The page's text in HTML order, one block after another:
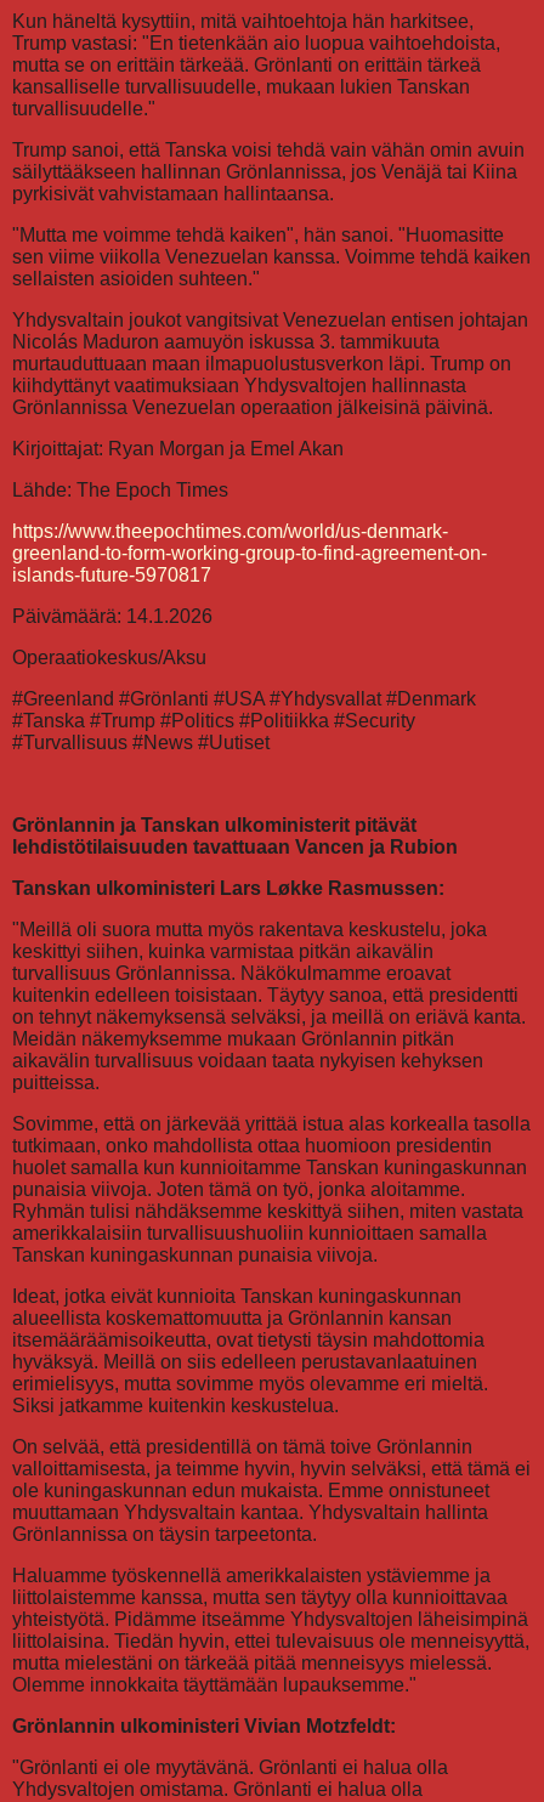
Kun häneltä kysyttiin, mitä vaihtoehtoja hän harkitsee,
Trump vastasi: "En tietenkään aio luopua vaihtoehdoista,
mutta se on erittäin tärkeää. Grönlanti on erittäin tärkeä
kansalliselle turvallisuudelle, mukaan lukien Tanskan
turvallisuudelle."
Trump sanoi, että Tanska voisi tehdä vain vähän omin avuin
säilyttääkseen hallinnan Grönlannissa, jos Venäjä tai Kiina
pyrkisivät vahvistamaan hallintaansa.
"Mutta me voimme tehdä kaiken", hän sanoi. "Huomasitte
sen viime viikolla Venezuelan kanssa. Voimme tehdä kaiken
sellaisten asioiden suhteen."
Yhdysvaltain joukot vangitsivat Venezuelan entisen johtajan
Nicolás Maduron aamuyön iskussa 3. tammikuuta
murtauduttuaan maan ilmapuolustusverkon läpi. Trump on
kiihdyttänyt vaatimuksiaan Yhdysvaltojen hallinnasta
Grönlannissa Venezuelan operaation jälkeisinä päivinä.
Kirjoittajat: Ryan Morgan ja Emel Akan
Lähde: The Epoch Times
https://www.theepochtimes.com/world/us-denmark-
greenland-to-form-working-group-to-find-agreement-on-
islands-future-5970817
Päivämäärä: 14.1.2026
Operaatiokeskus/Aksu
#Greenland #Grönlanti #USA #Yhdysvallat #Denmark
#Tanska #Trump #Politics #Politiikka #Security
#Turvallisuus #News #Uutiset
Grönlannin ja Tanskan ulkoministerit pitävät
lehdistötilaisuuden tavattuaan Vancen ja Rubion
Tanskan ulkoministeri Lars Løkke Rasmussen:
"Meillä oli suora mutta myös rakentava keskustelu, joka
keskittyi siihen, kuinka varmistaa pitkän aikavälin
turvallisuus Grönlannissa. Näkökulmamme eroavat
kuitenkin edelleen toisistaan. Täytyy sanoa, että presidentti
on tehnyt näkemyksensä selväksi, ja meillä on eriävä kanta.
Meidän näkemyksemme mukaan Grönlannin pitkän
aikavälin turvallisuus voidaan taata nykyisen kehyksen
puitteissa.
Sovimme, että on järkevää yrittää istua alas korkealla tasolla
tutkimaan, onko mahdollista ottaa huomioon presidentin
huolet samalla kun kunnioitamme Tanskan kuningaskunnan
punaisia viivoja. Joten tämä on työ, jonka aloitamme.
Ryhmän tulisi nähdäksemme keskittyä siihen, miten vastata
amerikkalaisiin turvallisuushuoliin kunnioittaen samalla
Tanskan kuningaskunnan punaisia viivoja.
Ideat, jotka eivät kunnioita Tanskan kuningaskunnan
alueellista koskemattomuutta ja Grönlannin kansan
itsemääräämisoikeutta, ovat tietysti täysin mahdottomia
hyväksyä. Meillä on siis edelleen perustavanlaatuinen
erimielisyys, mutta sovimme myös olevamme eri mieltä.
Siksi jatkamme kuitenkin keskustelua.
On selvää, että presidentillä on tämä toive Grönlannin
valloittamisesta, ja teimme hyvin, hyvin selväksi, että tämä ei
ole kuningaskunnan edun mukaista. Emme onnistuneet
muuttamaan Yhdysvaltain kantaa. Yhdysvaltain hallinta
Grönlannissa on täysin tarpeetonta.
Haluamme työskennellä amerikkalaisten ystäviemme ja
liittolaistemme kanssa, mutta sen täytyy olla kunnioittavaa
yhteistyötä. Pidämme itseämme Yhdysvaltojen läheisimpinä
liittolaisina. Tiedän hyvin, ettei tulevaisuus ole menneisyyttä,
mutta mielestäni on tärkeää pitää menneisyys mielessä.
Olemme innokkaita täyttämään lupauksemme."
Grönlannin ulkoministeri Vivian Motzfeldt:
"Grönlanti ei ole myytävänä. Grönlanti ei halua olla
Yhdysvaltojen omistama. Grönlanti ei halua olla